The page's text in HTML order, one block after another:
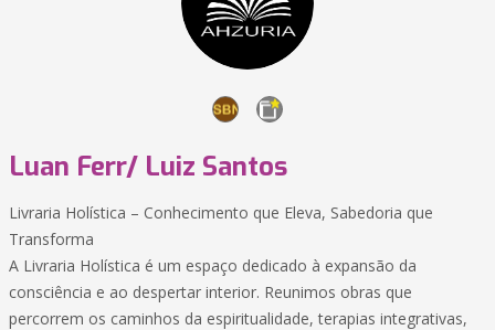
Luan Ferr/ Luiz Santos
Livraria Holística – Conhecimento que Eleva, Sabedoria que
Transforma
A Livraria Holística é um espaço dedicado à expansão da
consciência e ao despertar interior. Reunimos obras que
percorrem os caminhos da espiritualidade, terapias integrativas,